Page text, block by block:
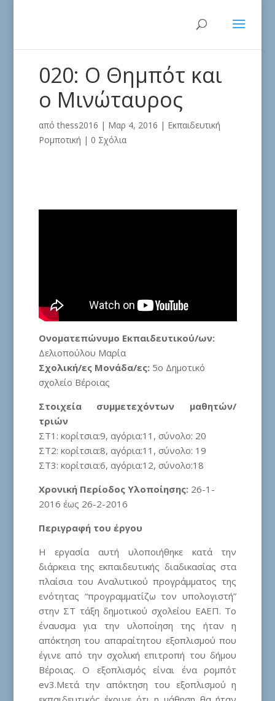
020: O Θημπότ και
ο Μινώταυρος
απόthess2016 | Μαρ 4, 2016 | Εκπαιδευτική
Ρομποτική | 0 Σχόλια
Ονοματεπώνυμο Εκπαιδευτικού/ων:
Δελιοπούλου Μαρία
Σχολική/ες Μονάδα/ες: 5ο Δημοτικό
σχολείο Βέροιας
Στοιχεία συμμετεχόντων μαθητών/
τριών
ΣΤ1: κορίτσια:9, αγόρια:11, σύνολο: 20
ΣΤ2: κορίτσια:8, αγόρια:11, σύνολο: 19
ΣΤ3: κορίτσια:6, αγόρια:12, σύνολο:18
Χρονική Περίοδος Υλοποίησης: 26-1-
2016 έως 26-2-2016
Περιγραφή του έργου
Η εργασία αυτή υλοποιήθηκε κατά την
διάρκεια της εκπαιδευτικής διαδικασίας στα
πλαίσια του Αναλυτικού προγράμματος της
ενότητας “προγραμματίζω τον υπολογιστή”
στην ΣΤ τάξη δημοτικού σχολείου ΕΑΕΠ. Το
έναυσμα για την υλοποίηση της ήταν η
απόκτηση του απαραίτητου εξοπλισμού που
έγινε από την σχολική επιτροπή του δήμου
Βέροιας. Ο εξοπλισμός είναι ένα ρομπότ
ev3.Μετά την απόκτηση του εξοπλισμού η